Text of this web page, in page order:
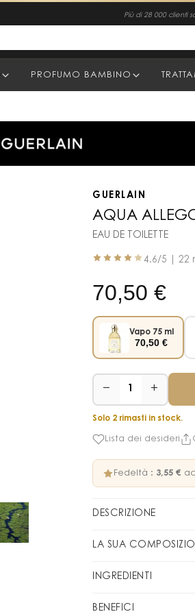
Più di 28 000 clienti
PROFUMO BAMBINO
GUERLAIN
AQUA
EAU DE TOILETTE
4.6/5 |22
70,50 €
Vapo 75 ml
70,50 €
− +
Solo 2 rimasti in stock.
Lista dei desideri
Fedeltà : 3,55 €
DESCRIZIONE
In tutto il suo
bianchi. Create la
Salvia, Flora
LA SUA
FAMIGLIA OLFATTIVA
PIRAMIDE OLFATTIVA
INGREDIENTI
Avvertenza: gli
BENEFICI